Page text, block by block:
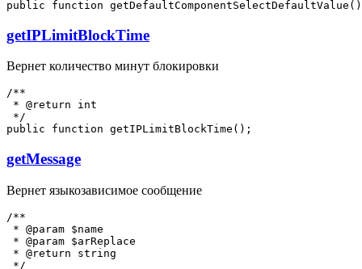
getIPLimitBlockTime
Вернет количество минут блокировки
/**
* @return int
*/
getMessage
Вернет языкозависимое сообщение
/**
* @param $name
* @param $arReplace
* @return string
*/